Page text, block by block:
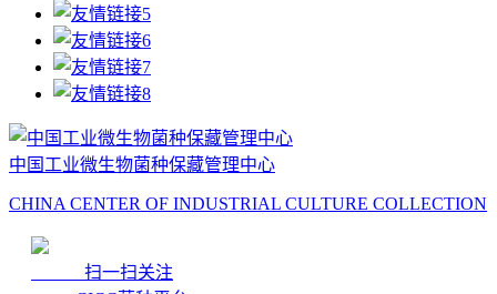
中国工业微生物菌种保藏管理中心
CHINA CENTER OF INDUSTRIAL CULTURE COLLECTION
扫一扫关注